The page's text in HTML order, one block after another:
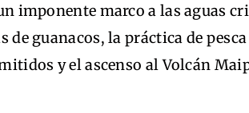
imponente marco a las aguas
de guanacos, la práctica de
y el ascenso al Volcán